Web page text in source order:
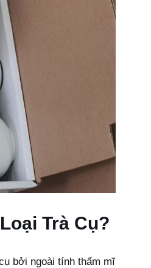
Trà Cụ?
bởi ngoài tính thẩm mĩ